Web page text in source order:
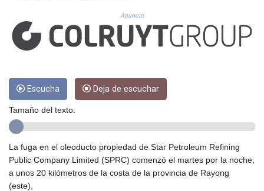
ERN 17.329615
ETB 186.190862
FJD 2.553806
GEL 3.021126
GGP 0.858651
GIP 0.858651
GNF 10132.383874
GTQ 8.799164
GYD 241.32223
Anuncio
Escucha Deja de escuchar
Tamaño del texto:
La fuga en el oleoducto propiedad de Star Petroleum Refining
Public Company Limited (SPRC) comenzó el martes por la noche,
a unos 20 kilómetros de la costa de la provincia de Rayong
(este),